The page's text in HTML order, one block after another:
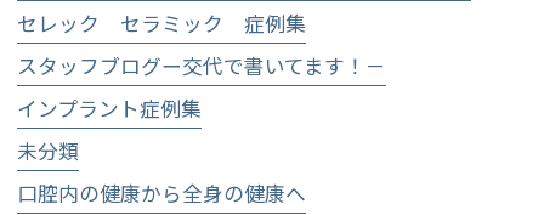
セレック セラミック 症例集
スタッフブログー交代で書いてます！－
インプラント症例集
未分類
口腔内の健康から全身の健康へ